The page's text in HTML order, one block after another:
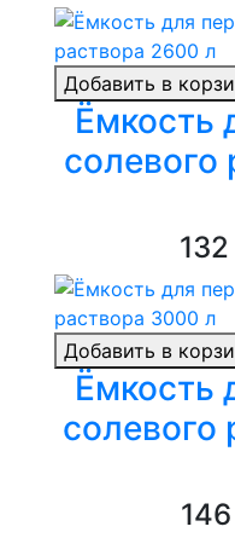
Добавить в
Ёмкость
солевого
Добавить в
Ёмкость
солевого